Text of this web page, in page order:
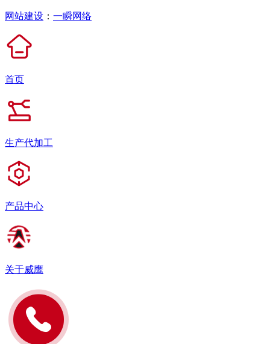
网站建设 ： 一瞬网络
首页
生产代加工
产品中心
关于威鹰